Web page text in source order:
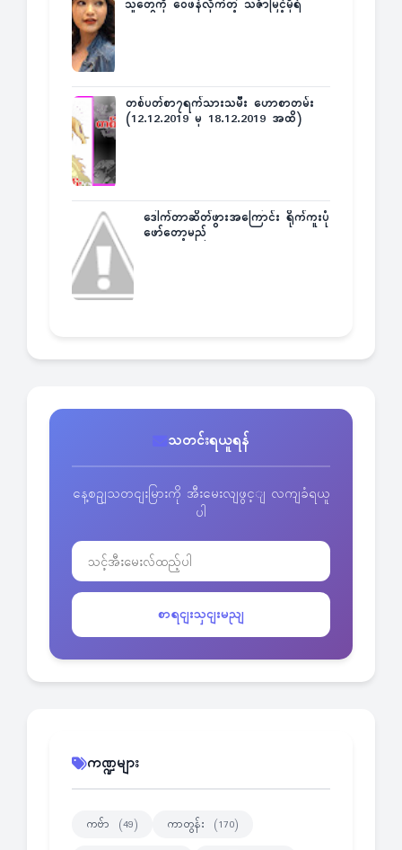
သူတွေကို ဝေဖန်လိုက်တဲ့ သင်္ဇာမြင့်မိုရ်
တစ်ပတ်စာ၇ရက်သားသမီး ဟောစာတမ်း
(12.12.2019 မှ 18.12.2019 အထိ)
ဒေါက်တာဆိတ်ဖွားအကြောင်း ရိုက်ကူးပုံ
ဖော်တော့မည်
သတင်းရယူရန်
နေ့စဥျသတငျးမြားကို အီးမေးလျဖွင့ျ လကျခံရယူ
ပါ
စာရငျးသှငျးမညျ
ကဏ္ဍများ
ကဗ်ာ (49) ကာတွန်း (170)